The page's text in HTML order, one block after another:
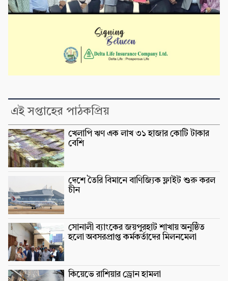
এই সপ্তাহের পাঠকপ্রিয়
খেলাপি ঋণ এক লাখ ৩১ হাজার কোটি টাকার
বেশি
দেশে তৈরি বিমানে বাণিজ্যিক ফ্লাইট শুরু করল
চীন
সোনালী ব্যাংকের জয়পুরহাট শাখায় অনুষ্ঠিত
হলো অবসরপ্রাপ্ত কর্মকর্তাদের মিলনমেলা
কিয়েভে রাশিয়ার ড্রোন হামলা